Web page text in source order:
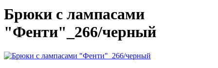
Брюки с лампасами
"Фенти"_266/черный